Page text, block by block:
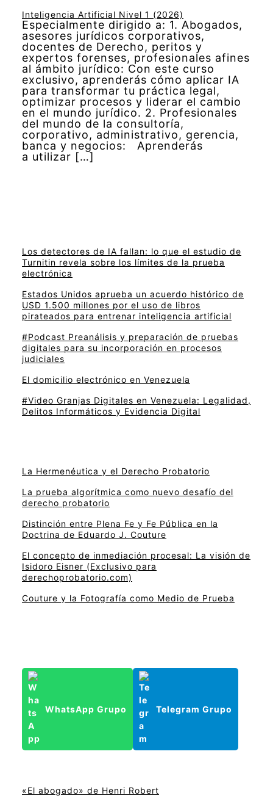
Inteligencia Artificial Nivel 1 (2026)
Especialmente dirigido a: 1. Abogados,
asesores jurídicos corporativos,
docentes de Derecho, peritos y
expertos forenses, profesionales afines
al ámbito jurídico: Con este curso
exclusivo, aprenderás cómo aplicar IA
para transformar tu práctica legal,
optimizar procesos y liderar el cambio
en el mundo jurídico. 2. Profesionales
del mundo de la consultoría,
corporativo, administrativo, gerencia,
banca y negocios: Aprenderás
a utilizar […]
Los detectores de IA fallan: lo que el estudio de
Turnitin revela sobre los límites de la prueba
electrónica
Estados Unidos aprueba un acuerdo histórico de
USD 1.500 millones por el uso de libros
pirateados para entrenar inteligencia artificial
#Podcast Preanálisis y preparación de pruebas
digitales para su incorporación en procesos
judiciales
El domicilio electrónico en Venezuela
#Video Granjas Digitales en Venezuela: Legalidad,
Delitos Informáticos y Evidencia Digital
La Hermenéutica y el Derecho Probatorio
La prueba algorítmica como nuevo desafío del
derecho probatorio
Distinción entre Plena Fe y Fe Pública en la
Doctrina de Eduardo J. Couture
El concepto de inmediación procesal: La visión de
Isidoro Eisner (Exclusivo para
derechoprobatorio.com)
Couture y la Fotografía como Medio de Prueba
WhatsApp Grupo Telegram Grupo
«El abogado» de Henri Robert